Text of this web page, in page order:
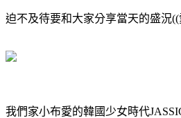
迫不及待要和大家分享當天的盛況((
我們家小布愛的韓國少女時代